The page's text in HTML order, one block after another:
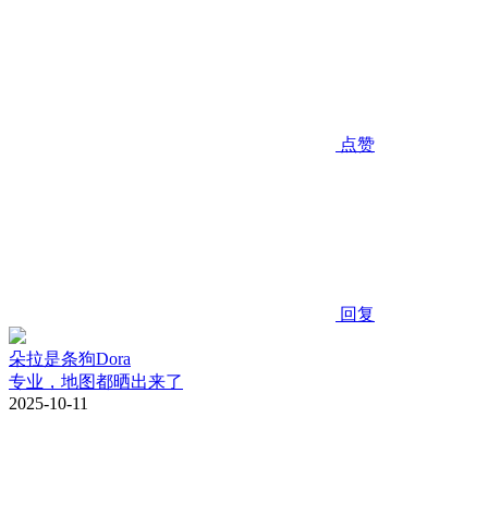
点赞
回复
朵拉是条狗Dora
专业，地图都晒出来了
2025-10-11